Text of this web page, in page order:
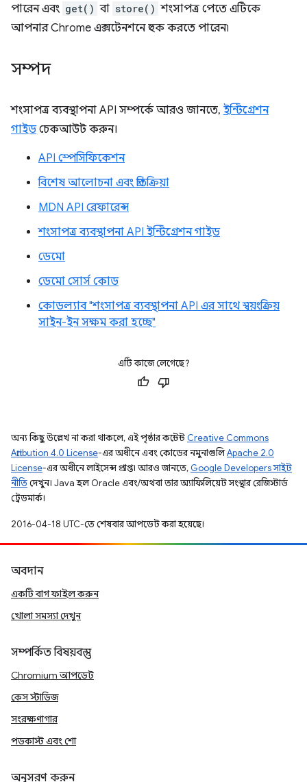
পারেন এবং get() বা store() শংসাপত্র পেতে এটিকে
আপনার Chrome এক্সটেনশনে হুক করতে পারেন৷
সম্পদ
শংসাপত্র ব্যবস্থাপনা API সম্পর্কে আরও জানতে, ইন্টিগ্রেশন
গাইডচেকআউট করুন।
API স্পেসিফিকেশন
বিশেষ আলোচনা এবং প্রতিক্রিয়া
MDN API রেফারেন্স
শংসাপত্র ব্যবস্থাপনা API ইন্টিগ্রেশন গাইড
ডেমো
ডেমো সোর্স কোড
কোডল্যাব "শংসাপত্র ব্যবস্থাপনা API এর সাথে স্বয়ংক্রিয়
সাইন-ইন সক্ষম করা হচ্ছে"
এটি কাজে লেগেছে?
অন্য কিছু উল্লেখ না করা থাকলে, এই পৃষ্ঠার কন্টেন্ট Creative Commons
Attribution 4.0 License-এর অধীনে এবং কোডের নমুনাগুলিApache 2.0
License-এর অধীনে লাইসেন্স প্রাপ্ত। আরও জানতে, Google Developers সাইট
নীতিদেখুন। Java হল Oracle এবং/অথবা তার অ্যাফিলিয়েট সংস্থার রেজিস্টার্ড
ট্রেডমার্ক।
2016-04-18 UTC-তে শেষবার আপডেট করা হয়েছে।
অবদান
একটি বাগ ফাইল করুন
খোলা সমস্যা দেখুন
সম্পর্কিত বিষয়বস্তু
Chromium আপডেট
কেস স্টাডিজ
সংরক্ষণাগার
পডকাস্ট এবং শো
অনুসরণ করুন